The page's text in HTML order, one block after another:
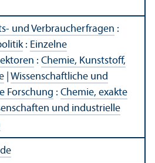
und Verbraucherfragen :
: Einzelne
: Chemie, Kunststoff,
Wissenschaftliche und
Forschung : Chemie, exakte
und industrielle